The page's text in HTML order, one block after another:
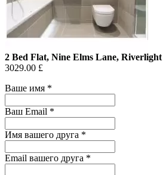
2 Bed Flat, Nine Elms Lane,
3029.00 £
Ваше имя *
Ваш Email *
Имя вашего друга *
Email вашего друга *